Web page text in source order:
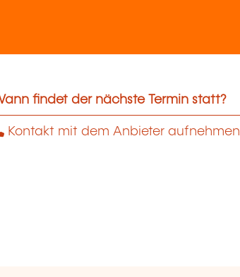
findet der nächste Termin statt?
Kontakt mit dem Anbieter aufnehmen